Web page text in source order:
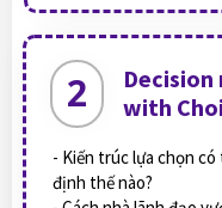
- Kiến trúc lựa chọn
định thế nào?
with
2